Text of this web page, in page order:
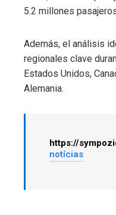
5.2 millones
Además, el análisis
regionales clave
Estados Unidos,
Alemania.
https://
notícias